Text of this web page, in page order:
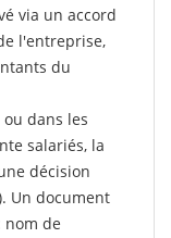
via un accord
l'entreprise,
du
dans les
salariés, la
décision
Un document
de